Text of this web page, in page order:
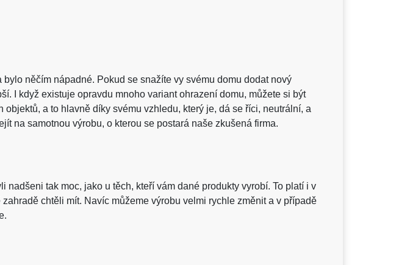
něčím nápadné. Pokud se snažíte vy svému domu dodat nový
I když existuje opravdu mnoho variant ohrazení domu, můžete si být
objektů, a to hlavně díky svému vzhledu, který je, dá se říci, neutrální, a
na samotnou výrobu, o kterou se postará naše zkušená firma.
tak moc, jako u těch, kteří vám dané produkty vyrobí. To platí i v
chtěli mít. Navíc můžeme výrobu velmi rychle změnit a v případě